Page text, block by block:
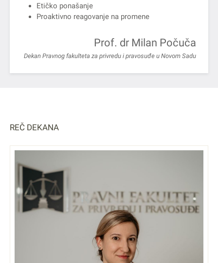
Etičko ponašanje
Proaktivno reagovanje na promene
Prof. dr Milan Počuča
Dekan Pravnog fakulteta za privredu i pravosuđe u Novom Sadu
REČ DEKANA